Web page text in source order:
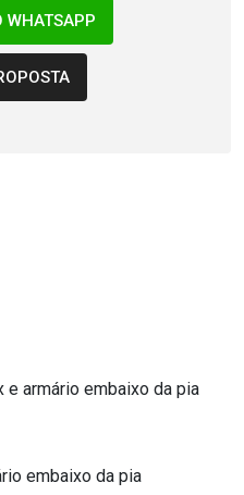
WHATSAPP
armário embaixo da pia
embaixo da pia